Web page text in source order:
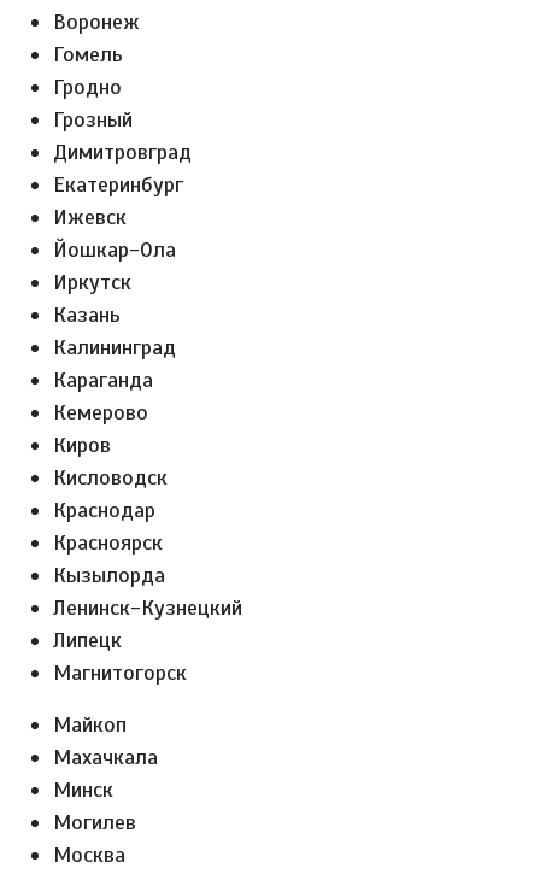
Воронеж
Гомель
Гродно
Грозный
Димитровград
Екатеринбург
Ижевск
Йошкар-Ола
Иркутск
Казань
Калининград
Караганда
Кемерово
Киров
Кисловодск
Краснодар
Красноярск
Кызылорда
Ленинск-Кузнецкий
Липецк
Магнитогорск
Майкоп
Махачкала
Минск
Могилев
Москва